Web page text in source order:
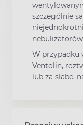
szczególnie
W przypadku
Ventolin,
lub za słabe,